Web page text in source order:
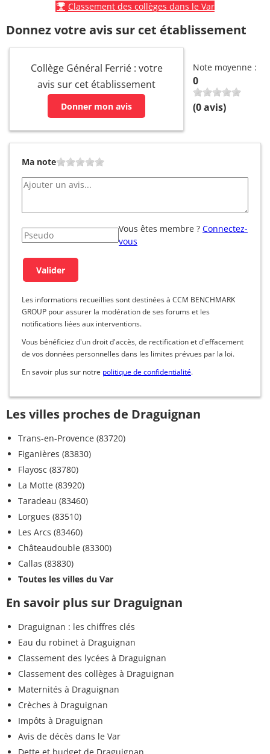
Classement des collèges dans le Var
Donnez votre avis sur cet établissement
Collège Général Ferrié : votre
avis sur cet établissement
Donner mon avis
Note moyenne :
0
(0avis)
Ma note
Vous êtes membre ? Connectez-
vous
Les informations recueillies sont destinées à CCM BENCHMARK
GROUP pour assurer la modération de ses forums et les
notifications liées aux interventions.
Vous bénéficiez d'un droit d'accès, de rectification et d'effacement
de vos données personnelles dans les limites prévues par la loi.
En savoir plus sur notre politique de confidentialité.
Les villes proches de Draguignan
Trans-en-Provence (83720)
Figanières (83830)
Flayosc (83780)
La Motte (83920)
Taradeau (83460)
Lorgues (83510)
Les Arcs (83460)
Châteaudouble (83300)
Callas (83830)
Toutes les villes du Var
En savoir plus sur Draguignan
Draguignan : les chiffres clés
Eau du robinet à Draguignan
Classement des lycées à Draguignan
Classement des collèges à Draguignan
Maternités à Draguignan
Crèches à Draguignan
Impôts à Draguignan
Avis de décès dans le Var